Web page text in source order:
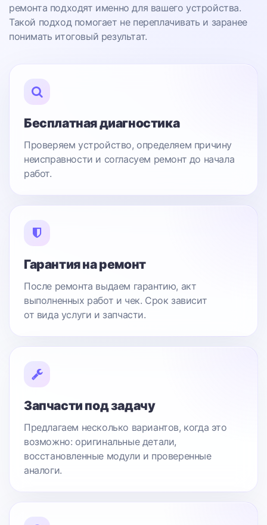
ремонта подходят именно для вашего устройства.
Такой подход помогает не переплачивать и заранее
понимать итоговый результат.
Бесплатная диагностика
Проверяем устройство, определяем причину
неисправности и согласуем ремонт до начала
работ.
Гарантия на ремонт
После ремонта выдаем гарантию, акт
выполненных работ и чек. Срок зависит
от вида услуги и запчасти.
Запчасти под задачу
Предлагаем несколько вариантов, когда это
возможно: оригинальные детали,
восстановленные модули и проверенные
аналоги.